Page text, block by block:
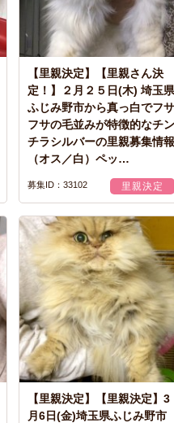
【里親決定】【里親さん決
定！】２月２５日(木) 埼玉県
ふじみ野市から真っ白でフサ
フサの毛並みが特徴的なチン
チラシルバーの里親募集情報
（オス／白）ペッ…
募集ID：33102 里親決定
【里親決定】【里親決定】3
月6日(金)埼玉県ふじみ野市